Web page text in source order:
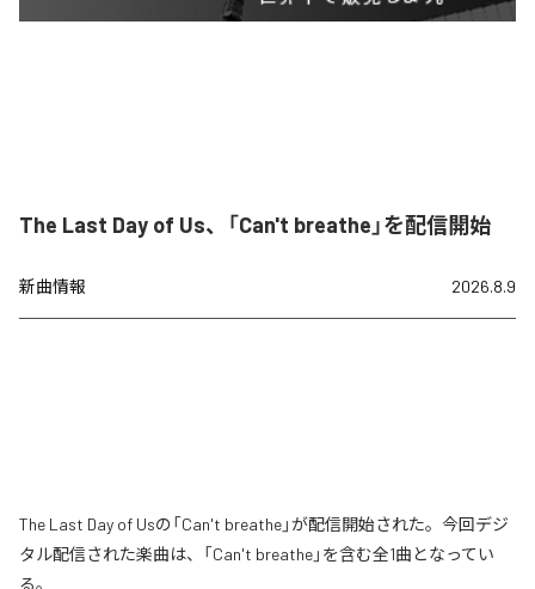
The Last Day of Us、「Can't breathe」を配信開始
新曲情報 2026.8.9
The Last Day of Usの「Can't breathe」が配信開始された。今回デジ
タル配信された楽曲は、「Can't breathe」を含む全1曲となってい
る。